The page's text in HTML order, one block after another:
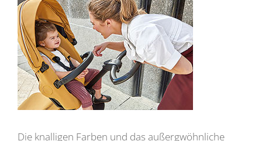
Die knalligen Farben und das außergwöhnliche